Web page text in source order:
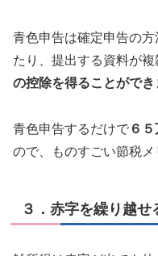
青色申告は確定申告の
たり、提出する資料が複
の控除を得ることができ
青色申告するだけで ６
ので、ものすごい節税メ
３．赤字を繰り越せ